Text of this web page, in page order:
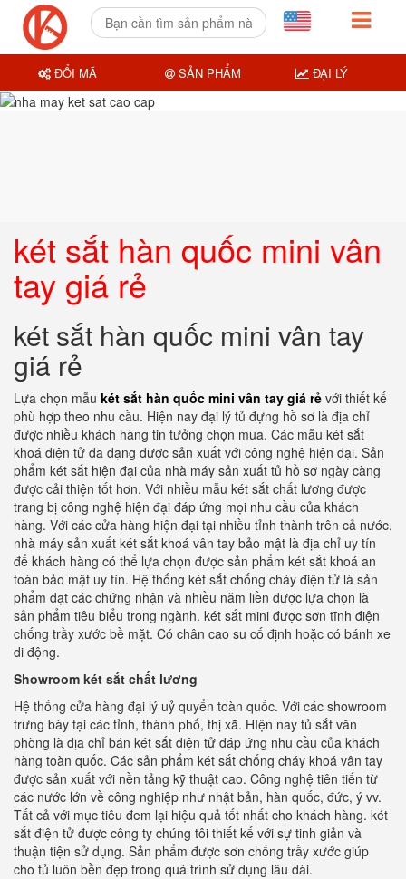
két sắt hàn quốc mini vân
tay giá rẻ
két sắt hàn quốc mini vân tay
giá rẻ
Lựa chọn mẫu két sắt hàn quốc mini vân tay giá rẻ với thiết kế
phù hợp theo nhu cầu. Hiện nay đại lý tủ đựng hồ sơ là địa chỉ
được nhiều khách hàng tin tưởng chọn mua. Các mẫu két sắt
khoá điện tử đa dạng được sản xuất với công nghệ hiện đại. Sản
phẩm két sắt hiện đại của nhà máy sản xuất tủ hồ sơ ngày càng
được cải thiện tốt hơn. Với nhiều mẫu két sắt chất lương được
trang bị công nghệ hiện đại đáp ứng mọi nhu cầu của khách
hàng. Với các cửa hàng hiện đại tại nhiều tỉnh thành trên cả nước.
nhà máy sản xuất két sắt khoá vân tay bảo mật là địa chỉ uy tín
để khách hàng có thể lựa chọn được sản phẩm két sắt khoá an
toàn bảo mật uy tín. Hệ thống két sắt chống cháy điện tử là sản
phẩm đạt các chứng nhận và nhiều năm liền được lựa chọn là
sản phẩm tiêu biểu trong ngành. két sắt mini được sơn tĩnh điện
chống trầy xước bề mặt. Có chân cao su cố định hoặc có bánh xe
di động.
Showroom két sắt chất lương
Hệ thống cửa hàng đại lý uỷ quyển toàn quốc. Với các showroom
trưng bày tại các tỉnh, thành phố, thị xã. HIện nay tủ sắt văn
phòng là địa chỉ bán két sắt điện tử đáp ứng nhu cầu của khách
hàng toàn quốc. Các sản phẩm két sắt chống cháy khoá vân tay
được sản xuất với nền tảng kỹ thuật cao. Công nghệ tiên tiến từ
các nước lớn về công nghiệp như nhật bản, hàn quốc, đức, ý vv.
Tất cả với mục tiêu đem lại hiệu quả tốt nhất cho khách hàng. két
sắt điện tử được công ty chúng tôi thiết kế với sự tinh giản và
thuận tiện sử dụng. Sản phẩm được sơn chống trầy xước giúp
cho tủ luôn bền đẹp trong quá trình sử dụng lâu dài.
ĐỔI MÃ SẢN PHẨM ĐẠI LÝ